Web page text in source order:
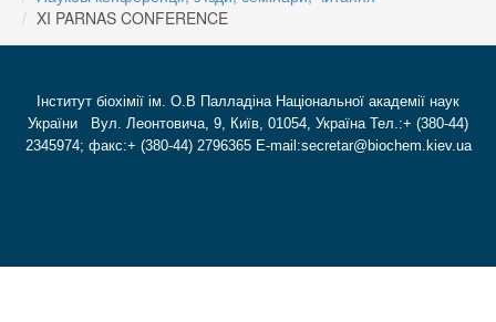
XI PARNAS CONFERENCE
Інститут біохімії ім. О.В Палладіна Національної академії наук
України Вул. Леонтовича, 9, Київ, 01054, Україна Тел.:+ (380-44)
2345974; факс:+ (380-44) 2796365 E-mail:secretar@biochem.kiev.ua